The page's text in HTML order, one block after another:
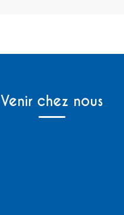
Venir chez nous